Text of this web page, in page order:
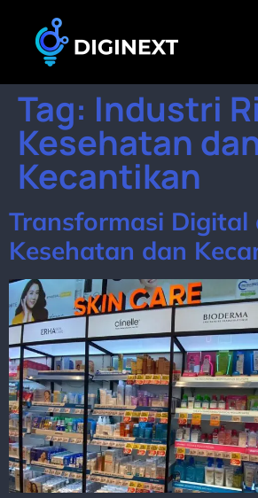
Tag: Industri
Kesehatan
Kecantikan
Transformasi Digital
Kesehatan dan